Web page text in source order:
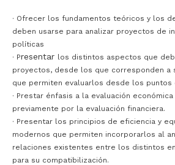
· Ofrecer los fundamentos teóricos y los
deben usarse para analizar proyectos de
políticas
· Presentar los distintos aspectos que
proyectos, desde los que corresponden a
que permiten evaluarlos desde los puntos
· Prestar énfasis a la evaluación
previamente por la evaluación financiera.
· Presentar los principios de eficiencia y
modernos que permiten incorporarlos al
relaciones existentes entre los distintos
para su compatibilización.